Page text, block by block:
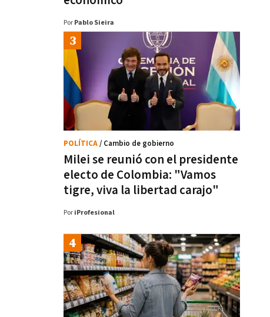
Por Pablo Sieira
Milei se reunió con el presidente
electo de Colombia: "Vamos
tigre, viva la libertad carajo"
POLÍTICA/ Cambio de gobierno
Por iProfesional